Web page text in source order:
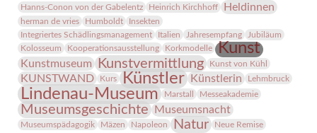
Hanns-Conon von der Gabelentz Heinrich Kirchhoff Heldinnen
herman de vries Humboldt
Insekten
Integriertes Schädlingsmanagement
Italien Jahresempfang
Jubiläum
Kolosseum
Kooperationsausstellung Korkmodelle Kunst
Kunstmuseum Kunstvermittlung Kunst von Kühl
KUNSTWAND Kurs Künstler Künstlerin Lehmbruck
Lindenau-Museum Marstall Messeakademie
Museumsgeschichte Museumsnacht
Museumspädagogik Mäzen Napoleon Natur
Neue Remise